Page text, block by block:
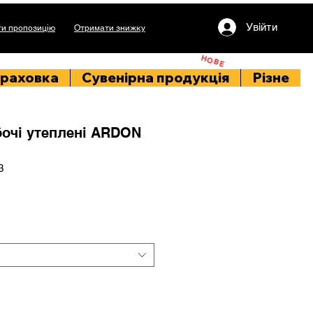
пропозицію Отримати знижку Увійти
НОВЕ
Сувенірна продукція Різне
утеплені ARDON